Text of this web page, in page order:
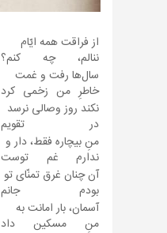
از فراقت همه ایّام
ننالم، چه کنم؟
‏سال‌ها رفت و غمت
خاطرِ من زخمی کرد
نکند روز وصالی نرسد
در تقویم
منِ بیچاره فقط، دار و
ندارم غم توست
آن چنان غرق تمنّای تو
بودم جانم
آسمان، بار امانت به
منِ مسکین داد